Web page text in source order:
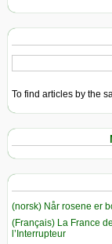
To find articles by the
(norsk) Når rosene er
(Français) La France
l’Interrupteur